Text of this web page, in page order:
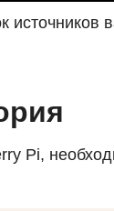
источников
Pi,